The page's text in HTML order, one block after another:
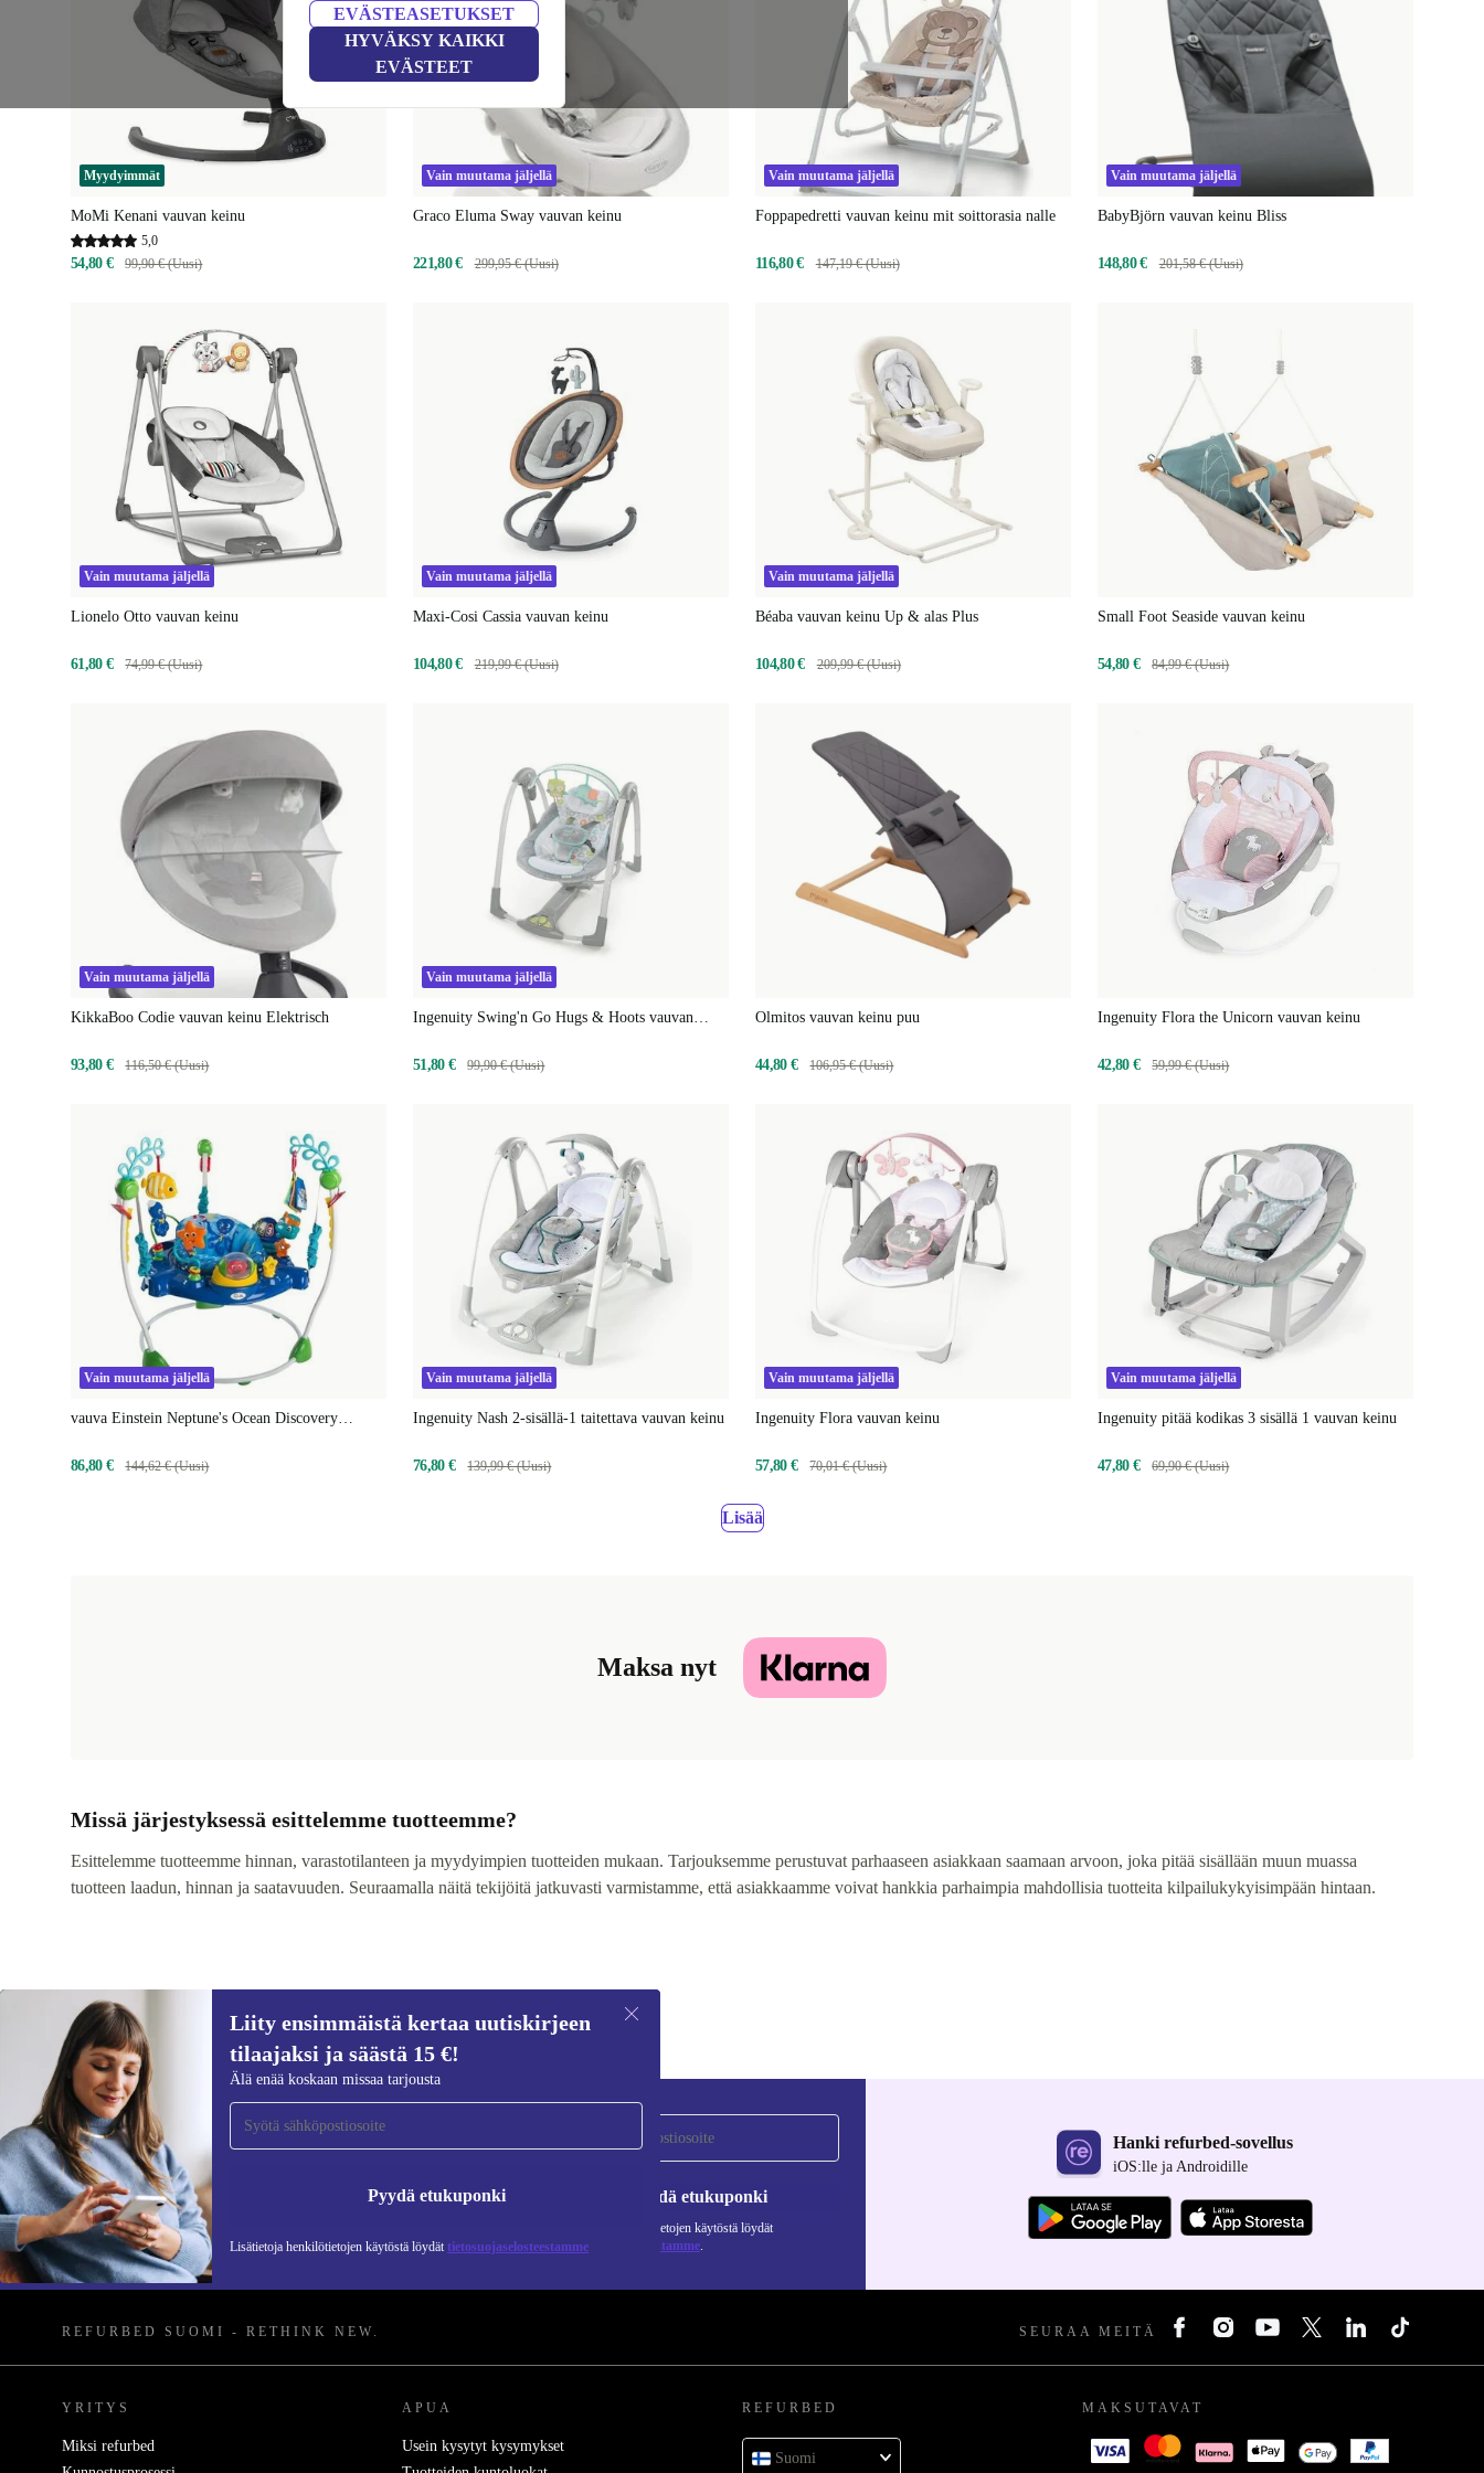
EVÄSTEASETUKSET
HYVÄKSY KAIKKI
EVÄSTEET
Myydyimmät
MoMi Kenani vauvan keinu
5,0
54,80 € 99,90 € (Uusi)
Vain muutama jäljellä
Graco Eluma Sway vauvan keinu
221,80 € 299,95 € (Uusi)
Vain muutama jäljellä
Foppapedretti vauvan keinu mit soittorasia nalle
116,80 € 147,19 € (Uusi)
Vain muutama jäljellä
BabyBjörn vauvan keinu Bliss
148,80 € 201,58 € (Uusi)
Vain muutama jäljellä
Lionelo Otto vauvan keinu
61,80 € 74,99 € (Uusi)
Vain muutama jäljellä
Maxi-Cosi Cassia vauvan keinu
104,80 € 219,99 € (Uusi)
Vain muutama jäljellä
Béaba vauvan keinu Up & alas Plus
104,80 € 209,99 € (Uusi)
Small Foot Seaside vauvan keinu
54,80 € 84,99 € (Uusi)
Vain muutama jäljellä
KikkaBoo Codie vauvan keinu Elektrisch
93,80 € 116,50 € (Uusi)
Vain muutama jäljellä
Ingenuity Swing'n Go Hugs & Hoots vauvan
51,80 €
99,90 € (Uusi)
Olmitos vauvan keinu puu
44,80 € 106,95 € (Uusi)
Ingenuity Flora the Unicorn vauvan keinu
42,80 € 59,99 € (Uusi)
Vain muutama jäljellä
vauva Einstein Neptune's Ocean Discovery
86,80 €
144,62 € (Uusi)
Vain muutama jäljellä
Ingenuity Nash 2-sisällä-1 taitettava vauvan keinu
76,80 € 139,99 € (Uusi)
Vain muutama jäljellä
Ingenuity Flora vauvan keinu
57,80 € 70,01 € (Uusi)
Vain muutama jäljellä
Ingenuity pitää kodikas 3 sisällä 1 vauvan keinu
47,80 € 69,90 € (Uusi)
Lisää
Maksa nyt
Missä järjestyksessä esittelemme tuotteemme?
Esittelemme tuotteemme hinnan, varastotilanteen ja myydyimpien tuotteiden mukaan. Tarjouksemme perustuvat parhaaseen asiakkaan saamaan arvoon, joka pitää sisällään muun muassa
tuotteen laadun, hinnan ja saatavuuden. Seuraamalla näitä tekijöitä jatkuvasti varmistamme, että asiakkaamme voivat hankkia parhaimpia mahdollisia tuotteita kilpailukykyisimpään hintaan.
Liity ensimmäistä kertaa uutiskirjeen
tilaajaksi ja säästä 15 €!
Älä enää koskaan missaa tarjousta
Pyydä etukuponki
Lisätietoja henkilötietojen käytöstä löydät tietosuojaselosteestamme
Liity ensimmäistä kertaa uutiskirjeen
tilaajaksi ja säästä 15 €!
Älä missaa enää yhtäkään tarjousta.
Pyydä etukuponki
Lisätietoja henkilötietojen käytöstä löydät
tietosuojaselosteestamme.
Hanki refurbed-sovellus
iOS:lle ja Androidille
REFURBED SUOMI - RETHINK NEW. SEURAA MEITÄ
YRITYS
Miksi refurbed
APUA
Usein kysytyt kysymykset
REFURBED
Suomi
MAKSUTAVAT